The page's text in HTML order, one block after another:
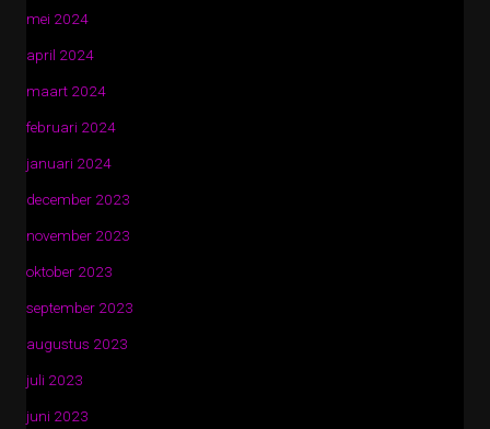
mei 2024
april 2024
maart 2024
februari 2024
januari 2024
december 2023
november 2023
oktober 2023
september 2023
augustus 2023
juli 2023
juni 2023